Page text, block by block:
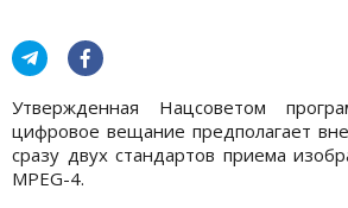
Утвержденная Нацсоветом
цифровое вещание предполагает
сразу двух стандартов приема
MPEG-4.